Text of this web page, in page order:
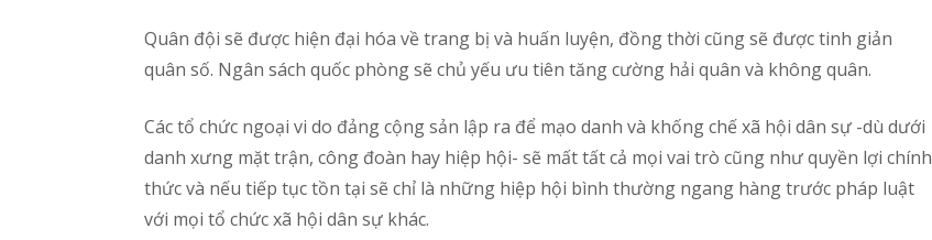
Quân đội sẽ được hiện đại hóa về trang bị và huấn luyện, đồng thời cũng sẽ được tinh giản
quân số. Ngân sách quốc phòng sẽ chủ yếu ưu tiên tăng cường hải quân và không quân.
Các tổ chức ngoại vi do đảng cộng sản lập ra để mạo danh và khống chế xã hội dân sự -dù dưới
danh xưng mặt trận, công đoàn hay hiệp hội- sẽ mất tất cả mọi vai trò cũng như quyền lợi chính
thức và nếu tiếp tục tồn tại sẽ chỉ là những hiệp hội bình thường ngang hàng trước pháp luật
với mọi tổ chức xã hội dân sự khác.